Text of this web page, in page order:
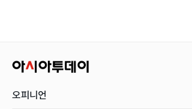
오피니언